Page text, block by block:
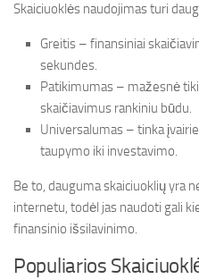
Skaiciuoklės naudojimas turi
Greitis – finansiniai
sekundes.
Patikimumas – mažesnė
skaičiavimus rankiniu būdu.
Universalumas – tinka
taupymo iki investavimo.
Be to, dauguma skaiciuoklių yra
internetu, todėl jas naudoti gali
finansinio išsilavinimo.
Populiarios